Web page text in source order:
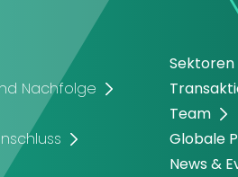
Nachfolge
Sektoren
Team
Globale
News &